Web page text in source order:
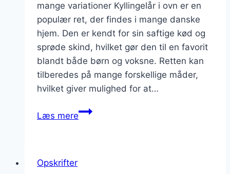
mange variationer Kyllingelår i ovn er en
populær ret, der findes i mange danske
hjem. Den er kendt for sin saftige kød og
sprøde skind, hvilket gør den til en favorit
blandt både børn og voksne. Retten kan
tilberedes på mange forskellige måder,
hvilket giver mulighed for at…
Læs mereKyllingelår
Opskrifter